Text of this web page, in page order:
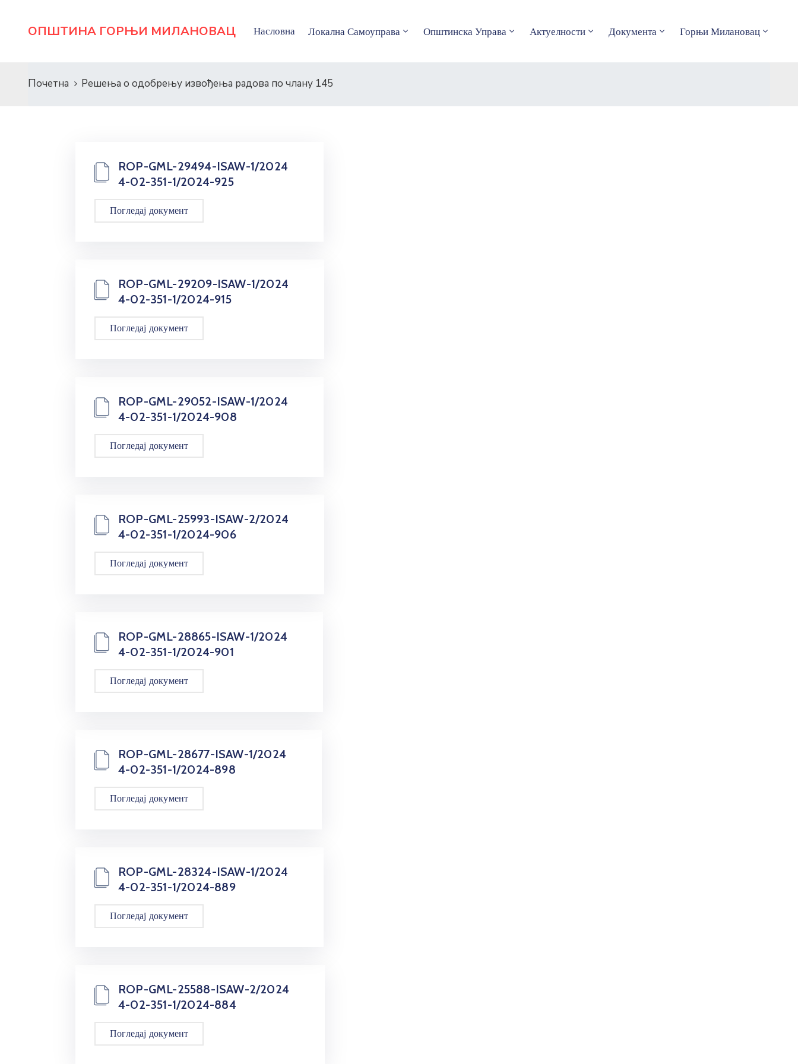
ОПШТИНА ГОРЊИ МИЛАНОВАЦ Насловна Локална Самоуправа Општинска Управа Актуелности Документа Горњи Милановац
Почетна Решења о одобрењу извођења радова по члану 145
ROP-GML-29494-ISAW-1/2024
4-02-351-1/2024-925
Погледај документ
ROP-GML-29209-ISAW-1/2024
4-02-351-1/2024-915
Погледај документ
ROP-GML-29052-ISAW-1/2024
4-02-351-1/2024-908
Погледај документ
ROP-GML-25993-ISAW-2/2024
4-02-351-1/2024-906
Погледај документ
ROP-GML-28865-ISAW-1/2024
4-02-351-1/2024-901
Погледај документ
ROP-GML-28677-ISAW-1/2024
4-02-351-1/2024-898
Погледај документ
ROP-GML-28324-ISAW-1/2024
4-02-351-1/2024-889
Погледај документ
ROP-GML-25588-ISAW-2/2024
4-02-351-1/2024-884
Погледај документ